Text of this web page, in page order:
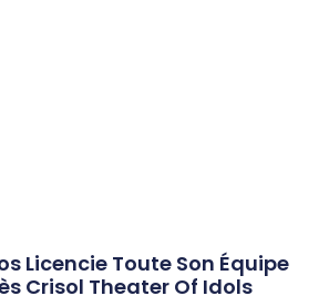
Licencie Toute Son Équipe
Crisol Theater Of Idols